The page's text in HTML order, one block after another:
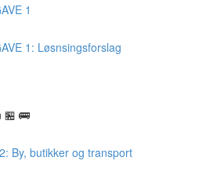
1
1: Løsnsingsforslag
🏪 🚌
By, butikker og transport